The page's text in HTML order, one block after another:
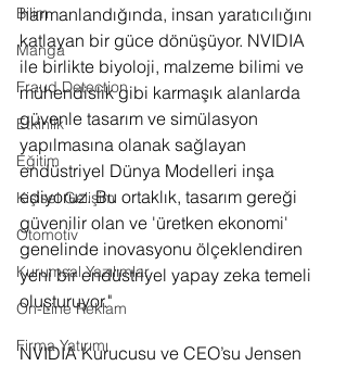
Bilim
Manga
Fraud Detection
Etkinlik
Eğitim
Kişisel Gelişim
Otomotiv
Kurumsal Yazılımlar
On-Line Reklam
Firma Yatırımı
harmanlandığında, insan yaratıcılığını
katlayan bir güce dönüşüyor. NVIDIA
ile birlikte biyoloji, malzeme bilimi ve
mühendislik gibi karmaşık alanlarda
güvenle tasarım ve simülasyon
yapılmasına olanak sağlayan
endüstriyel Dünya Modelleri inşa
ediyoruz. Bu ortaklık, tasarım gereği
güvenilir olan ve 'üretken ekonomi'
genelinde inovasyonu ölçeklendiren
yeni bir endüstriyel yapay zeka temeli
oluşturuyor."
NVIDIA Kurucusu ve CEO’su Jensen